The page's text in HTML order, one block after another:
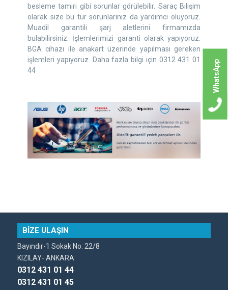
besleme tamiri gibi sorunlar görülebilir. Saraç Bilişim
olarak size bu tür sorunlarınız da yardımcı oluyoruz.
Muadil garantili şarj aletlerini firmamızda
bulabilirsiniz. İşlemlerimizi garanti olarak yapıyoruz.
BGA cihazı ile anakart üzerinde yapılması gereken
işlemleri yapıyoruz. Daha fazla bilgi için 0312 431 01
44
BİZE ULAŞIN
Bayındır-1 Sokak No: 22/8
KIZILAY- ANKARA
0312 431 01 44
0312 431 01 45
WhatsApp